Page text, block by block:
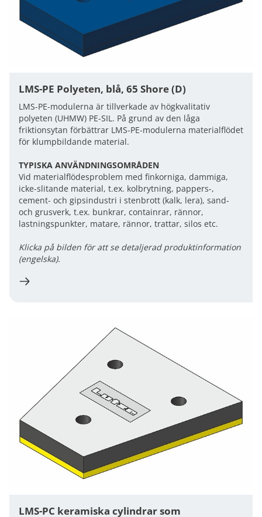
LMS-PE Polyeten, blå, 65 Shore (D)
LMS-PE-modulerna är tillverkade av högkvalitativ
polyeten (UHMW) PE-SIL. På grund av den låga
friktionsytan förbättrar LMS-PE-modulerna materialflödet
för klumpbildande material.
TYPISKA ANVÄNDNINGSOMRÅDEN
Vid materialflödesproblem med finkorniga, dammiga,
icke-slitande material, t.ex. kolbrytning, pappers-,
cement- och gipsindustri i stenbrott (kalk, lera), sand-
och grusverk, t.ex. bunkrar, containrar, rännor,
lastningspunkter, matare, rännor, trattar, silos etc.
Klicka på bilden för att se detaljerad produktinformation
(engelska).
LMS-PC keramiska cylindrar som